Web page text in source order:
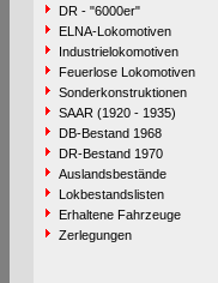
DR - "6000er"
ELNA-Lokomotiven
Industrielokomotiven
Feuerlose Lokomotiven
Sonderkonstruktionen
SAAR (1920 - 1935)
DB-Bestand 1968
DR-Bestand 1970
Auslandsbestände
Lokbestandslisten
Erhaltene Fahrzeuge
Zerlegungen